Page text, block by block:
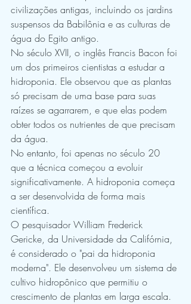
civilizações antigas, incluindo os jardins
suspensos da Babilônia e as culturas de
água do Egito antigo.
No século XVII, o inglês Francis Bacon foi
um dos primeiros cientistas a estudar a
hidroponia. Ele observou que as plantas
só precisam de uma base para suas
raízes se agarrarem, e que elas podem
obter todos os nutrientes de que precisam
da água.
No entanto, foi apenas no século 20
que a técnica começou a evoluir
significativamente. A hidroponia começa
a ser desenvolvida de forma mais
científica.
O pesquisador William Frederick
Gericke, da Universidade da Califórnia,
é considerado o "pai da hidroponia
moderna". Ele desenvolveu um sistema de
cultivo hidropônico que permitiu o
crescimento de plantas em larga escala.